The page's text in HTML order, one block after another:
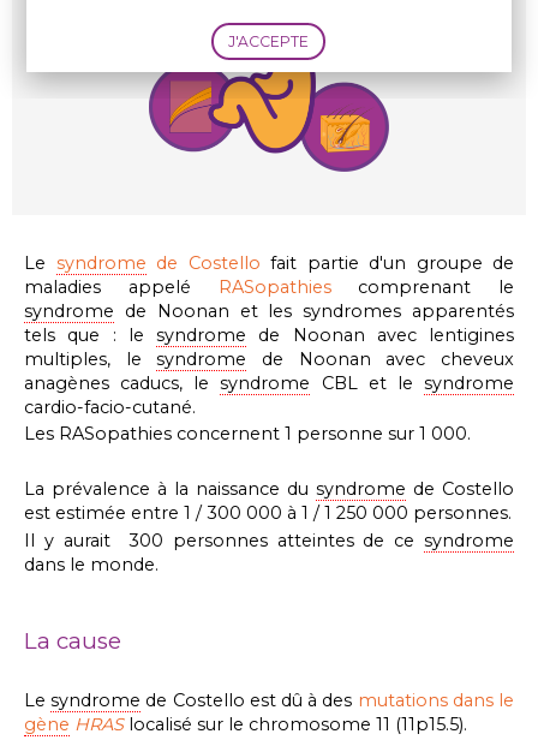
Le syndrome de Costello fait partie d'un groupe de
maladies appelé RASopathies comprenant le
syndrome de Noonan et les syndromes apparentés
tels que : le syndrome de Noonan avec lentigines
multiples, lesyndrome de Noonan avec cheveux
anagènes caducs, lesyndrome CBL et le syndrome
cardio-facio-cutané.
Les RASopathies concernent 1 personne sur 1 000.
La prévalence à la naissance du syndrome de Costello
est estimée entre 1 / 300 000 à 1 / 1 250 000 personnes.
Il y aurait 300 personnes atteintes de ce syndrome
dans le monde.
La cause
Lesyndrome de Costello est dû à des mutations dans le
gène HRASlocalisé sur le chromosome 11 (11p15.5).